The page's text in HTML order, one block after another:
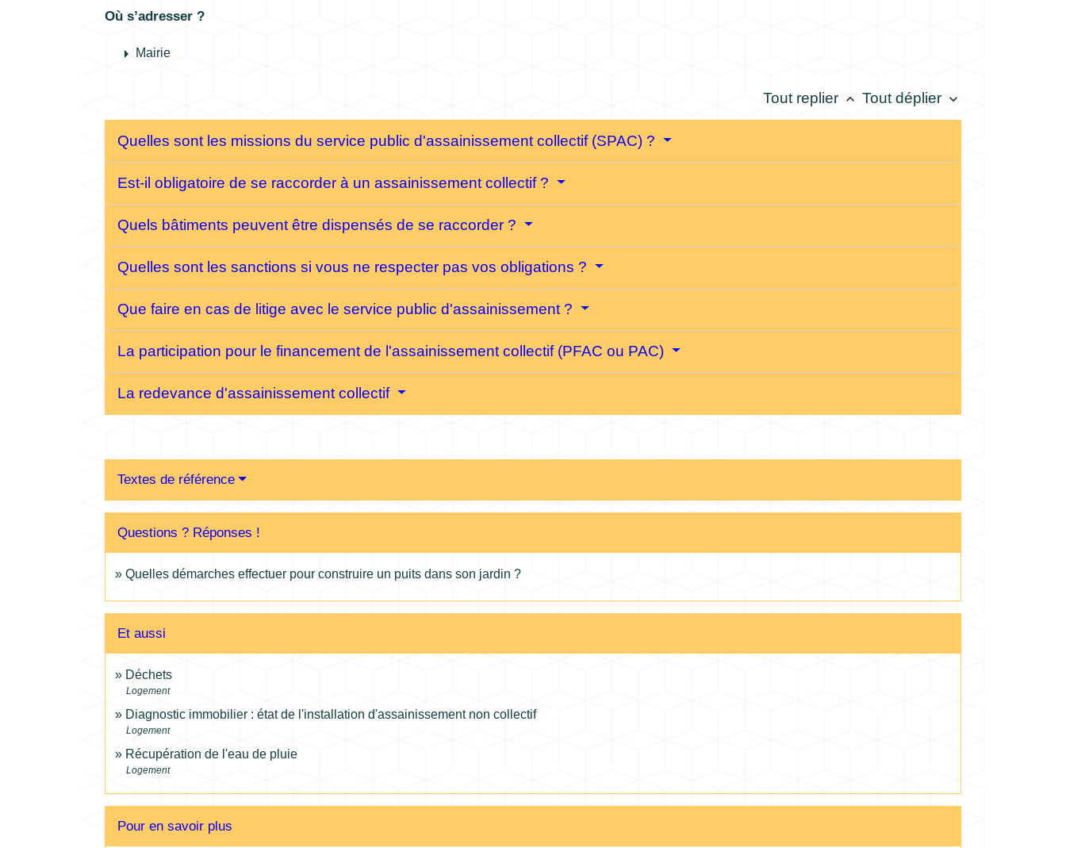
Où s’adresser ?
arrow_right Mairie
Tout replier keyboard_arrow_up Tout déplier keyboard_arrow_down
Quelles sont les missions du service public d'assainissement collectif (SPAC) ?
Est-il obligatoire de se raccorder à un assainissement collectif ?
Quels bâtiments peuvent être dispensés de se raccorder ?
Quelles sont les sanctions si vous ne respecter pas vos obligations ?
Que faire en cas de litige avec le service public d'assainissement ?
La participation pour le financement de l'assainissement collectif (PFAC ou PAC)
La redevance d'assainissement collectif
Textes de référence
Questions ? Réponses !
Quelles démarches effectuer pour construire un puits dans son jardin ?
Et aussi
Déchets
Logement
Diagnostic immobilier : état de l'installation d'assainissement non collectif
Logement
Récupération de l'eau de pluie
Logement
Pour en savoir plus